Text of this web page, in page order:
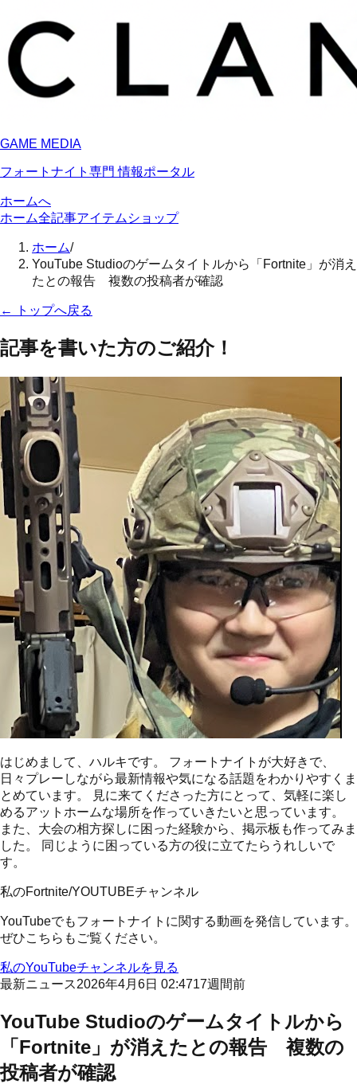
GAME MEDIA
フォートナイト専門 情報ポータル
ホームへ
ホーム全記事アイテムショップ
ホーム/
YouTube Studioのゲームタイトルから「Fortnite」が消え
たとの報告 複数の投稿者が確認
← トップへ戻る
記事を書いた方のご紹介！
はじめまして、 ハルキです。
フォートナイトが大好きで、
日々プレーしながら最新情報や気になる話題をわかりやすくま
とめています。
見に来てくださった方にとって、気軽に楽し
めるアットホームな場所を作っていきたいと思っています。
また、 大会の相方探しに困った経験から、掲示板も作ってみま
した。
同じように困っている方の役に立てたらうれしいで
す。
私のFortnite/YOUTUBEチャンネル
YouTubeでもフォートナイトに関する動画を発信しています。
ぜひこちらもご覧ください。
私のYouTubeチャンネルを見る
最新ニュース2026年4月6日 02:4717週間前
YouTube Studioのゲームタイトルから
「Fortnite」が消えたとの報告 複数の
投稿者が確認